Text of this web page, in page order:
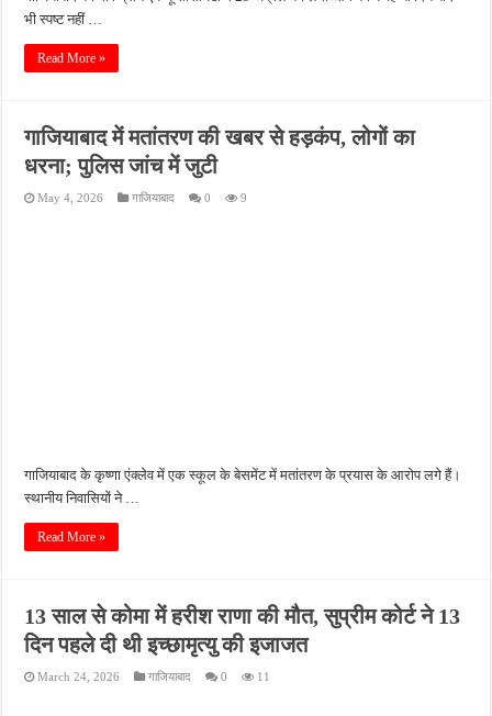
भी स्पष्ट नहीं …
Read More »
गाजियाबाद में मतांतरण की खबर से हड़कंप, लोगों का
धरना; पुलिस जांच में जुटी
May 4, 2026 गाजियाबाद 0 9
गाजियाबाद के कृष्णा एंक्लेव में एक स्कूल के बेसमेंट में मतांतरण के प्रयास के आरोप लगे हैं।
स्थानीय निवासियों ने …
Read More »
13 साल से कोमा में हरीश राणा की मौत, सुप्रीम कोर्ट ने 13
दिन पहले दी थी इच्छामृत्यु की इजाजत
March 24, 2026 गाजियाबाद 0 11